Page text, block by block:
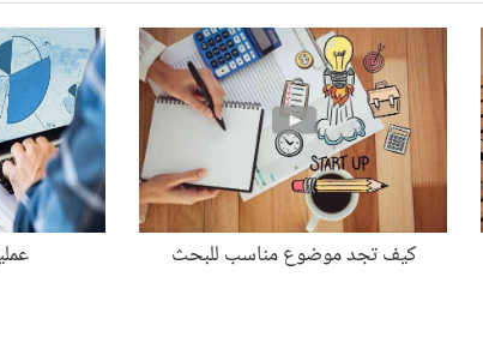
كيف تجد موضوع مناسب للبحث